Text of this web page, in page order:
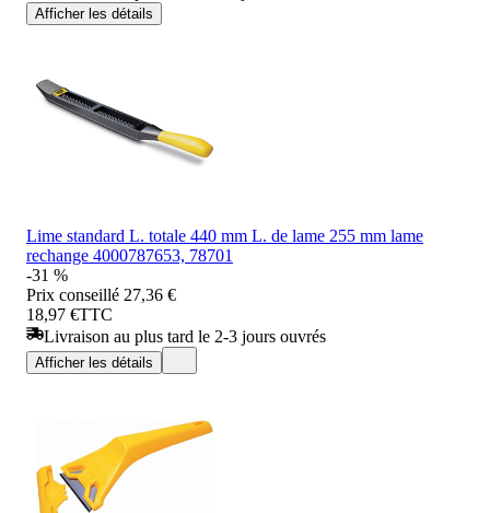
Afficher les détails
Lime standard L. totale 440 mm L. de lame 255 mm lame
rechange 4000787653, 78701
-31 %
Prix conseillé 27,36 €
18,97 €TTC
Livraison au plus tard le 2-3 jours ouvrés
Afficher les détails